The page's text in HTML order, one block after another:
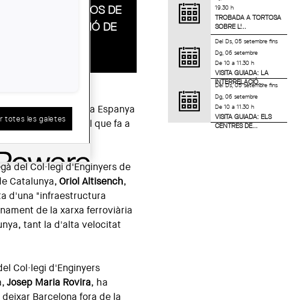
19.30 h
TROBADA A TORTOSA
SOBRE L'...
DelDs, 05 setembrefins
Dg, 06 setembre
De 10 a 11.30 h
VISITA GUIADA: LA
INTERRELACIÓ...
DelDs, 05 setembrefins
Dg, 06 setembre
De 10 a 11.30 h
VISITA GUIADA: ELS
CENTRES DE...
COMPROMISOS DE
CONSTRUCCIÓ DE
a gestionar a Espanya
la Sagrera tant pel que fa a
del Col·legi d'Enginyers de
Catalunya, Oriol Altisench,
d'una "infraestructura
de la xarxa ferroviària
tant la d'alta velocitat
Col·legi d'Enginyers
Josep Maria Rovira, ha
Barcelona fora de la
totes les galetes